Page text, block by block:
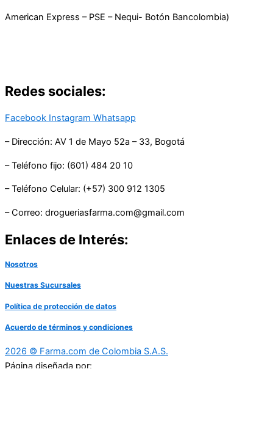
American Express – PSE – Nequi- Botón Bancolombia)
Redes sociales:
Facebook Instagram Whatsapp
– Dirección: AV 1 de Mayo 52a – 33, Bogotá
– Teléfono fijo: (601) 484 20 10
– Teléfono Celular: (+57) 300 912 1305
– Correo: drogueriasfarma.com@gmail.com
Enlaces de Interés:
Nosotros
Nuestras Sucursales
Política de protección de datos
Acuerdo de términos y condiciones
2026 © Farma.com de Colombia S.A.S.
Página diseñada por: